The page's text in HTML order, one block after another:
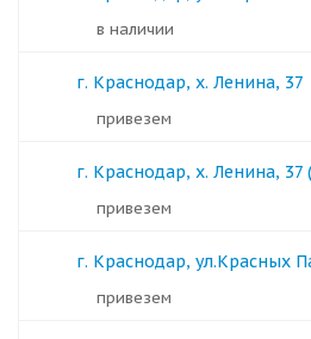
в наличии
г. Краснодар, х. Ленина, 37
Привезем
г. Краснодар, х. Ленина, 37
Привезем
г. Краснодар, ул.Красных
Привезем